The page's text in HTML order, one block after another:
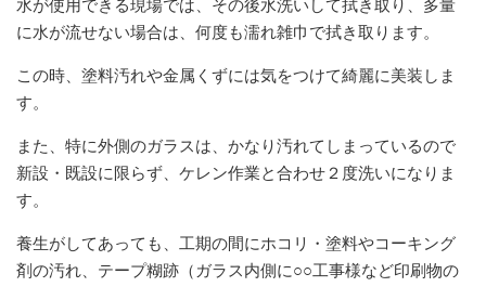
水が使用できる現場では、その後水洗いして拭き取り、多量
に水が流せない場合は、何度も濡れ雑巾で拭き取ります。
この時、塗料汚れや金属くずには気をつけて綺麗に美装しま
す。
また、特に外側のガラスは、かなり汚れてしまっているので
新設・既設に限らず、ケレン作業と合わせ２度洗いになりま
す。
養生がしてあっても、工期の間にホコリ・塗料やコーキング
剤の汚れ、テープ糊跡（ガラス内側に○○工事様など印刷物の